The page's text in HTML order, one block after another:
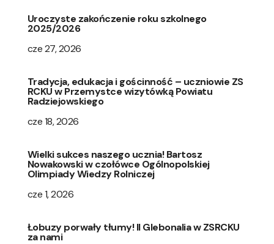
Uroczyste zakończenie roku szkolnego
2025/2026
cze 27, 2026
Tradycja, edukacja i gościnność – uczniowie ZS
RCKU w Przemystce wizytówką Powiatu
Radziejowskiego
cze 18, 2026
Wielki sukces naszego ucznia! Bartosz
Nowakowski w czołówce Ogólnopolskiej
Olimpiady Wiedzy Rolniczej
cze 1, 2026
Łobuzy porwały tłumy! II Glebonalia w ZSRCKU
za nami